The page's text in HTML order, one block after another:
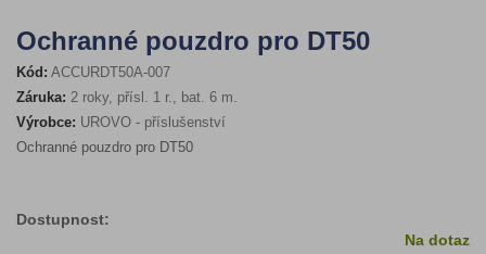
Ochranné pouzdro pro DT50
Kód: ACCURDT50A-007
Záruka: 2 roky, přísl. 1 r., bat. 6 m.
Výrobce: UROVO - příslušenství
Ochranné pouzdro pro DT50
Dostupnost:
Na dotaz